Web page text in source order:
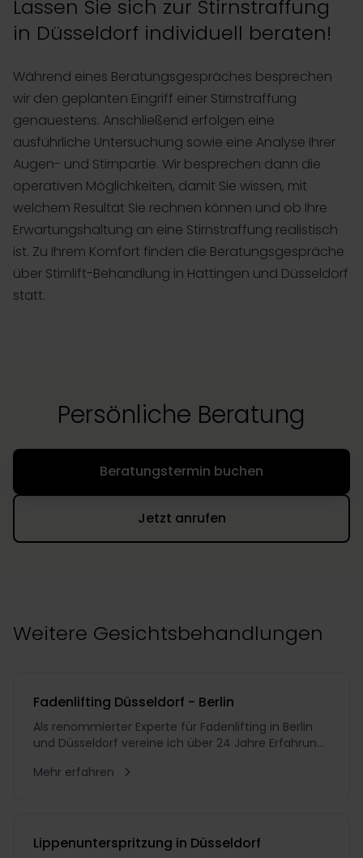
Lassen Sie sich zur Stirnstraffung
in Düsseldorf individuell beraten!
Während eines Beratungsgespräches besprechen
wir den geplanten Eingriff einer Stirnstraffung
genauestens. Anschließend erfolgen eine
ausführliche Untersuchung sowie eine Analyse Ihrer
Augen- und Stirnpartie. Wir besprechen dann die
operativen Möglichkeiten, damit Sie wissen, mit
welchem Resultat Sie rechnen können und ob Ihre
Erwartungshaltung an eine Stirnstraffung realistisch
ist. Zu Ihrem Komfort finden die Beratungsgespräche
über Stirnlift-Behandlung in Hattingen und Düsseldorf
statt.
Persönliche Beratung
Beratungstermin buchen
Jetzt anrufen
Weitere Gesichtsbehandlungen
Fadenlifting Düsseldorf - Berlin
Als renommierter Experte für Fadenlifting in Berlin
und Düsseldorf vereine ich über 24 Jahre Erfahrung
unermüdlichen Streben nach Perfektion. In meiner
Mehr erfahren
Lippenunterspritzung in Düsseldorf